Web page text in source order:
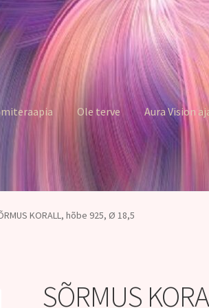
Ole terve Aura Vision
KORALL, hõbe 925, Ø 18,5
SÕRMUS